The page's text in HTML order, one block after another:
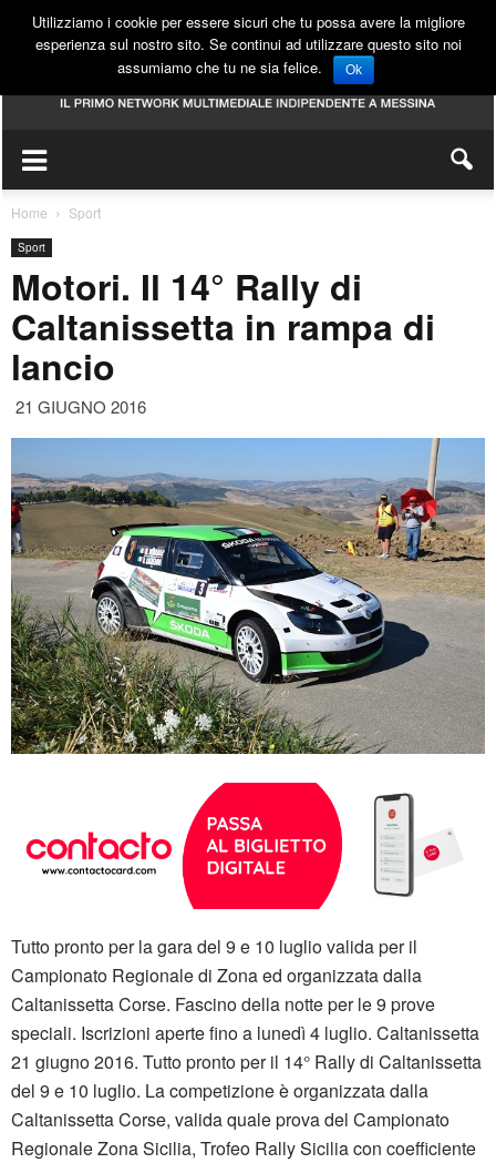
Home Sport
Sport
Motori. Il 14° Rally di
Caltanissetta in rampa di
lancio
21 GIUGNO 2016
Tutto pronto per la gara del 9 e 10 luglio valida per il
Campionato Regionale di Zona ed organizzata dalla
Caltanissetta Corse. Fascino della notte per le 9 prove
speciali. Iscrizioni aperte fino a lunedì 4 luglio. Caltanissetta
21 giugno 2016. Tutto pronto per il 14° Rally di Caltanissetta
del 9 e 10 luglio. La competizione è organizzata dalla
Caltanissetta Corse, valida quale prova del Campionato
Regionale Zona Sicilia, Trofeo Rally Sicilia con coefficiente
Utilizziamo i cookie per essere sicuri che tu possa avere la migliore
esperienza sul nostro sito. Se continui ad utilizzare questo sito noi
assumiamo che tu ne sia felice.
Ok